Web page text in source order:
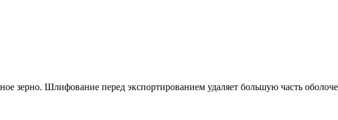
зерно. Шлифование перед экспортированием удаляет большую часть